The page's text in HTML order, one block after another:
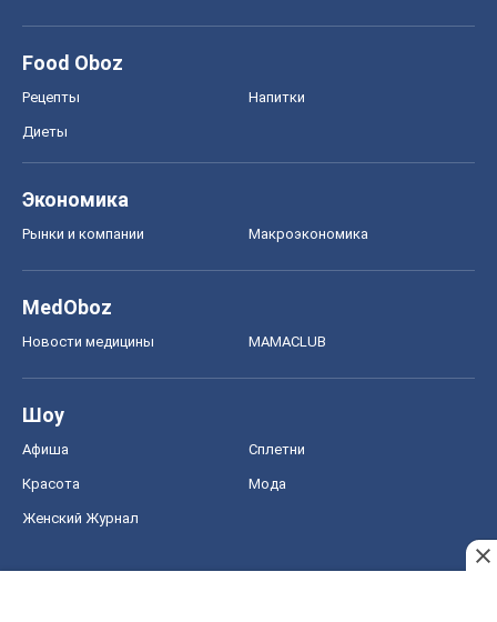
Food Oboz
Рецепты Напитки
Диеты
Экономика
Рынки и компании Mакроэкономика
MedOboz
Новости медицины MAMACLUB
Шоу
Афиша Сплетни
Красота Мода
Женский Журнал